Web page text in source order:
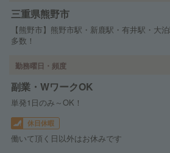
三重県熊野市
【熊野市】熊野市駅・新鹿駅・有井駅・大
多数！
勤務曜日・頻度
副業・WワークOK
単発1日のみ～OK！
休日休暇
働いて頂く日以外はお休みです